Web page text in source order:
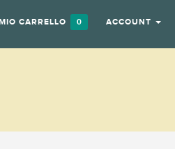
CARRELLO 0 ACCOUNT